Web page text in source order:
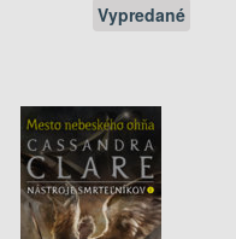
Vypredané